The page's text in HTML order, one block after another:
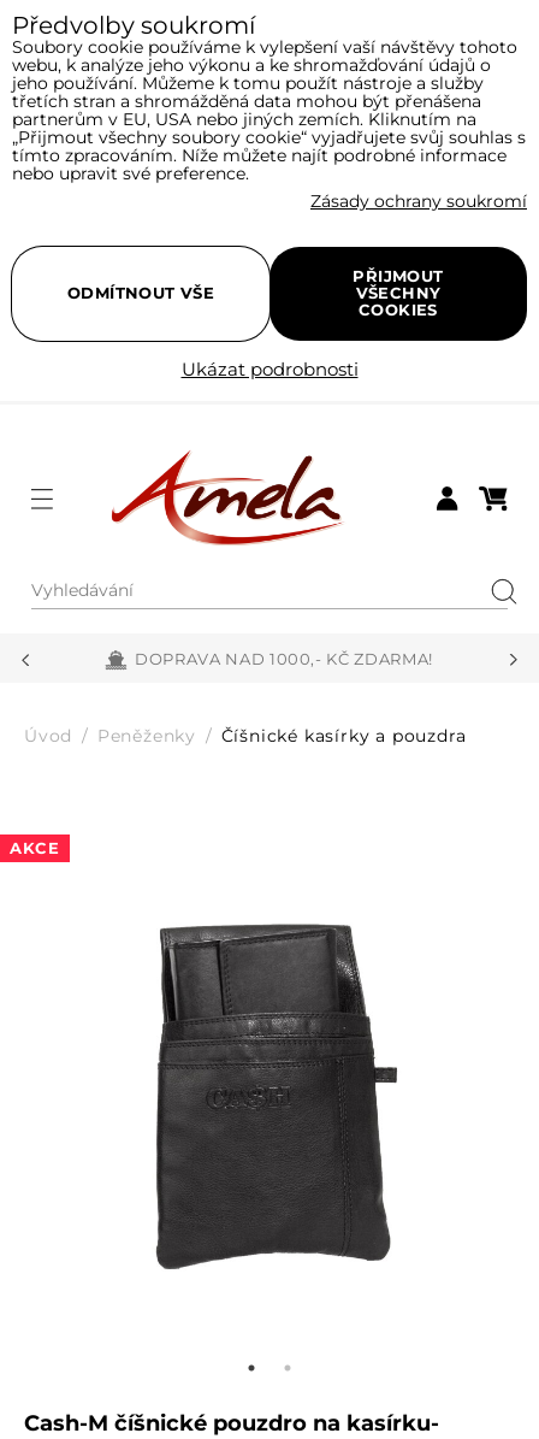
Vyhledávání
Přihlásit se
DOPRAVA NAD 1000,- KČ ZDARMA!
Menu
Úvod Peněženky Číšnické kasírky a pouzdra
Cash-M číšnické pouzdro na kasírku-
AKCE
Předvolby soukromí
Soubory cookie používáme k vylepšení vaší návštěvy tohoto
webu, k analýze jeho výkonu a ke shromažďování údajů o
jeho používání. Můžeme k tomu použít nástroje a služby
třetích stran a shromážděná data mohou být přenášena
partnerům v EU, USA nebo jiných zemích. Kliknutím na
„Přijmout všechny soubory cookie“ vyjadřujete svůj souhlas s
tímto zpracováním. Níže můžete najít podrobné informace
nebo upravit své preference.
Zásady ochrany soukromí
Ukázat podrobnosti
PŘIJMOUT
VŠECHNY
COOKIES
ODMÍTNOUT VŠE